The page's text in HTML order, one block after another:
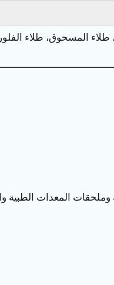
طلاء المسحوق، طلاء
المعدات الطبية